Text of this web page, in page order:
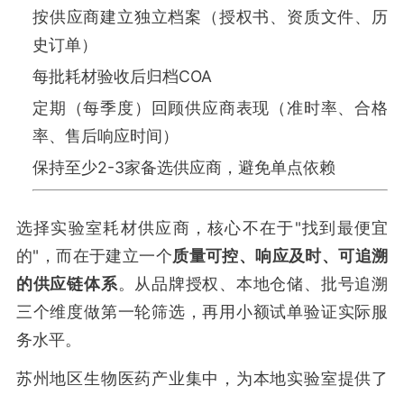
按供应商建立独立档案（授权书、资质文件、历
史订单）
每批耗材验收后归档COA
定期（每季度）回顾供应商表现（准时率、合格
率、售后响应时间）
保持至少2-3家备选供应商，避免单点依赖
选择实验室耗材供应商，核心不在于"找到最便宜
的"，而在于建立一个质量可控、响应及时、可追溯
的供应链体系。从品牌授权、本地仓储、批号追溯
三个维度做第一轮筛选，再用小额试单验证实际服
务水平。
苏州地区生物医药产业集中，为本地实验室提供了